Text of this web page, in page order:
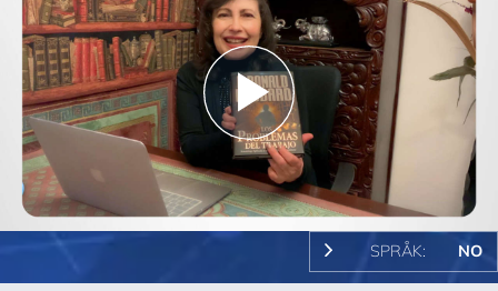
Play
Video
SPRÅK: NO